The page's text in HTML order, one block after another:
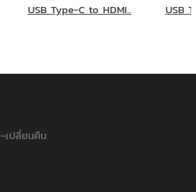
แบรด์ เบตง
ซลูชั่น
สีมา
าร์ค รังสิต
ล/อิมพิเรียลสำโรง
สติวัล หาดใหญ่
USB Type-C to HDMI.. USB
เปลี่ยนคืน